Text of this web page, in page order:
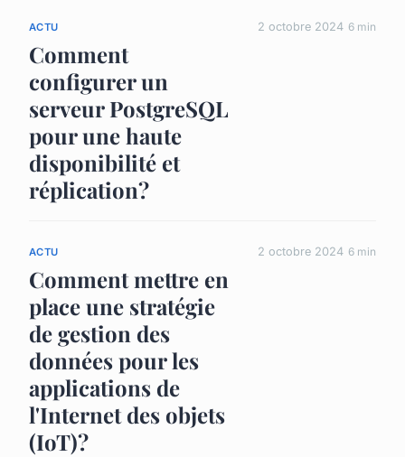
ACTU
Comment
configurer un
serveur PostgreSQL
pour une haute
disponibilité et
réplication?
2 octobre 2024 6 min
ACTU
Comment mettre en
place une stratégie
de gestion des
données pour les
applications de
l'Internet des objets
(IoT)?
2 octobre 2024 6 min